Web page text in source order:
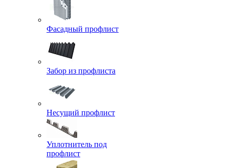
Фасадный профлист
Забор из профлиста
Несущий профлист
Уплотнитель под
профлист